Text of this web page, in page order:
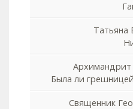
Татьяна
Архимандрит
Была ли
Священник